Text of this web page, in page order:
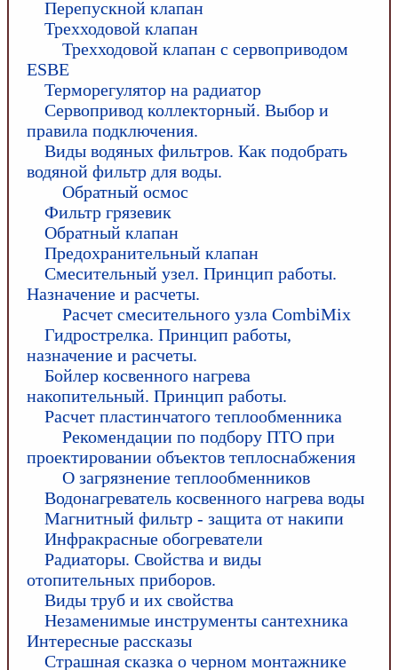
Перепускной клапан
Трехходовой клапан
Трехходовой клапан с сервоприводом
ESBE
Терморегулятор на радиатор
Сервопривод коллекторный. Выбор и
правила подключения.
Виды водяных фильтров. Как подобрать
водяной фильтр для воды.
Обратный осмос
Фильтр грязевик
Обратный клапан
Предохранительный клапан
Смесительный узел. Принцип работы.
Назначение и расчеты.
Расчет смесительного узла CombiMix
Гидрострелка. Принцип работы,
назначение и расчеты.
Бойлер косвенного нагрева
накопительный. Принцип работы.
Расчет пластинчатого теплообменника
Рекомендации по подбору ПТО при
проектировании объектов теплоснабжения
О загрязнение теплообменников
Водонагреватель косвенного нагрева воды
Магнитный фильтр - защита от накипи
Инфракрасные обогреватели
Радиаторы. Свойства и виды
отопительных приборов.
Виды труб и их свойства
Незаменимые инструменты сантехника
Интересные рассказы
Страшная сказка о черном монтажнике